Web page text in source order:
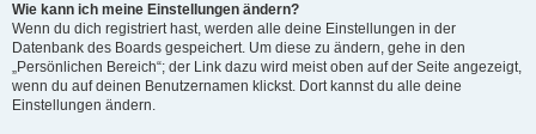
Wie kann ich meine Einstellungen ändern?
Wenn du dich registriert hast, werden alle deine Einstellungen in der
Datenbank des Boards gespeichert. Um diese zu ändern, gehe in den
„Persönlichen Bereich“; der Link dazu wird meist oben auf der Seite angezeigt,
wenn du auf deinen Benutzernamen klickst. Dort kannst du alle deine
Einstellungen ändern.